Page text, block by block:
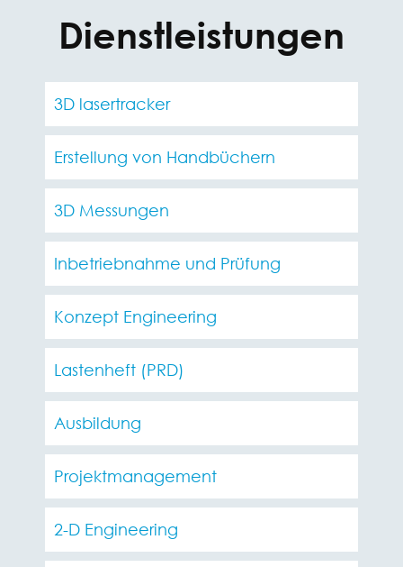
Dienstleistungen
3D lasertracker
Erstellung von Handbüchern
3D Messungen
Inbetriebnahme und Prüfung
Konzept Engineering
Lastenheft (PRD)
Ausbildung
Projektmanagement
2-D Engineering